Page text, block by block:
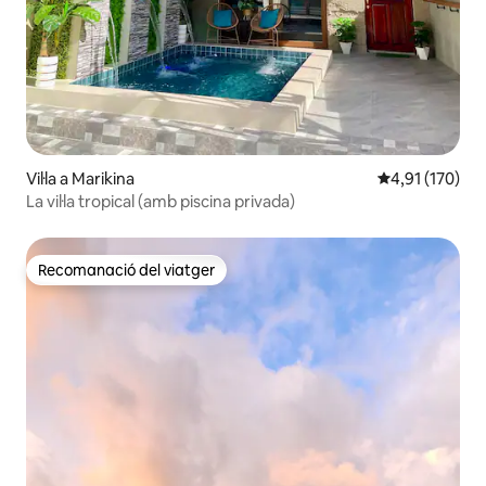
Vil·la a Marikina 4,91 de
4,91 (170)
La vil·la tropical (amb piscina privada)
Recomanació del viatger
Recomanació del viatger